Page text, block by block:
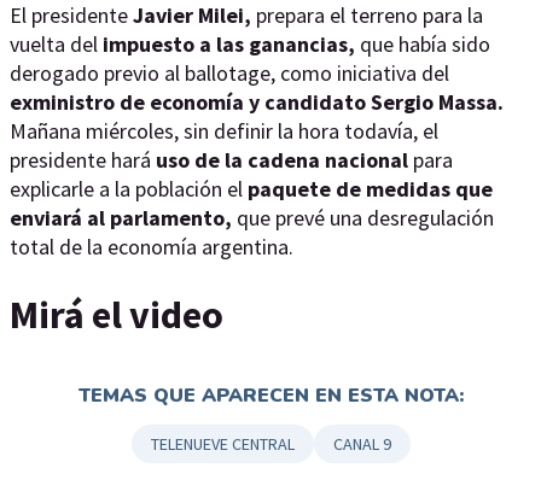
El presidenteJavier Milei, prepara el terreno para la
vuelta del impuesto a las ganancias, que había sido
derogado previo al ballotage, como iniciativa del
exministro de economía y candidato Sergio Massa.
Mañana miércoles, sin definir la hora todavía, el
presidente hará uso de la cadena nacional para
explicarle a la población el paquete de medidas que
enviará al parlamento, que prevé una desregulación
total de la economía argentina.
Mirá el video
TEMAS QUE APARECEN EN ESTA NOTA:
TELENUEVE CENTRAL CANAL 9